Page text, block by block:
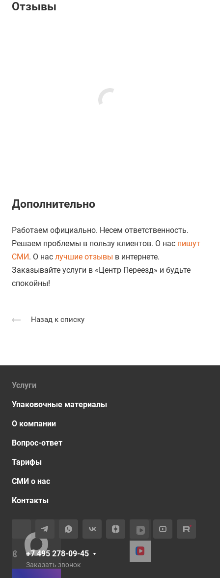
Отзывы
Дополнительно
Работаем официально. Несем ответственность.
Решаем проблемы в пользу клиентов. О нас пишут
СМИ. О нас лучшие отзывы в интернете.
Заказывайте услуги в «Центр Переезд» и будьте
спокойны!
Назад к списку
Услуги
Упаковочные материалы
О компании
Вопрос-ответ
Тарифы
СМИ о нас
Контакты
+7 495 278-09-45
Заказать звонок